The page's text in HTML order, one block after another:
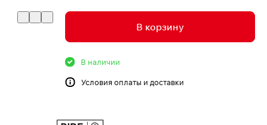
В корзину
В наличии
Условия оплаты и доставки